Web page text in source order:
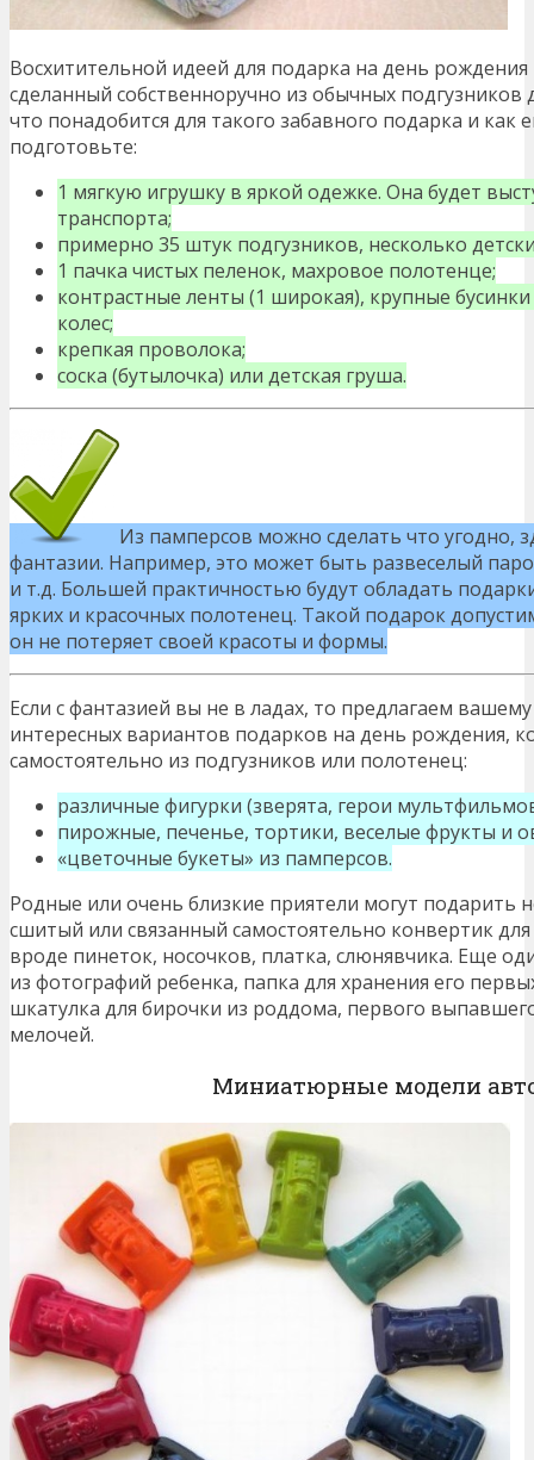
Восхитительной идеей для подарка на день
сделанный собственноручно из обычных подгузников
что понадобится для такого забавного подарка и как
подготовьте:
1 мягкую игрушку в яркой одежке. Она будет
транспорта;
примерно 35 штук подгузников, несколько
1 пачка чистых пеленок, махровое полотенце;
контрастные ленты (1 широкая), крупные
колес;
крепкая проволока;
соска (бутылочка) или детская груша.
Из памперсов можно сделать что угодно,
фантазии. Например, это может быть развеселый
и т.д. Большей практичностью будут обладать
ярких и красочных полотенец. Такой подарок
он не потеряет своей красоты и формы.
Если с фантазией вы не в ладах, то предлагаем
интересных вариантов подарков на день рождения,
самостоятельно из подгузников или полотенец:
различные фигурки (зверята, герои
пирожные, печенье, тортики, веселые фрукты и
«цветочные букеты» из памперсов.
Родные или очень близкие приятели могут подарить
сшитый или связанный самостоятельно конвертик
вроде пинеток, носочков, платка, слюнявчика. Еще
из фотографий ребенка, папка для хранения его
шкатулка для бирочки из роддома, первого
мелочей.
Миниатюрные модели